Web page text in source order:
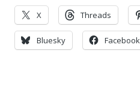
X Threads
Bluesky Facebook